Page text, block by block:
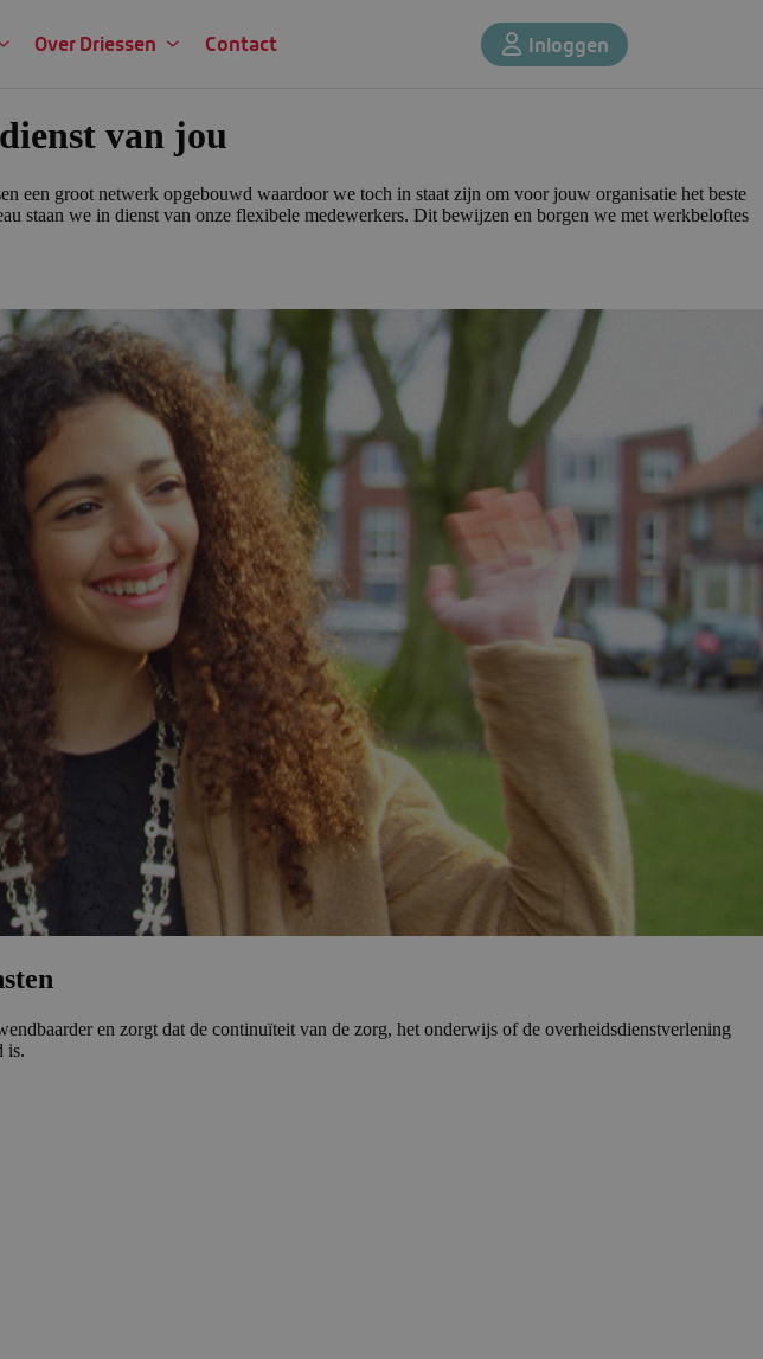
Over Driessen Contact Inloggen
van jou
een groot netwerk opgebouwd waardoor we toch in staat zijn om voor jouw organisatie het beste
staan we in dienst van onze flexibele medewerkers. Dit bewijzen en borgen we met werkbeloftes
en zorgt dat de continuïteit van de zorg, het onderwijs of de overheidsdienstverlening
is.